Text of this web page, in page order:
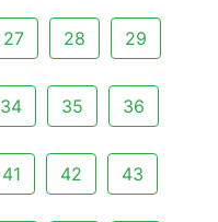
27 28 29
34 35 36
41 42 43